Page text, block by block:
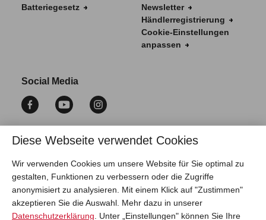
Batteriegesetz
Newsletter
Händlerregistrierung
Cookie-Einstellungen
anpassen
Social Media
Vertrag widerrufen
Diese Webseite verwendet Cookies
Wir verwenden Cookies um unsere Website für Sie optimal zu
gestalten, Funktionen zu verbessern oder die Zugriffe
anonymisiert zu analysieren. Mit einem Klick auf "Zustimmen"
akzeptieren Sie die Auswahl. Mehr dazu in unserer
Datenschutzerklärung . Unter „Einstellungen" können Sie Ihre